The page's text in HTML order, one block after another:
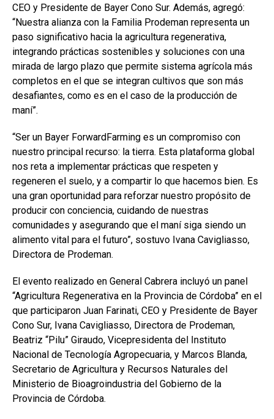
CEO y Presidente de Bayer Cono Sur. Además, agregó:
“Nuestra alianza con la Familia Prodeman representa un
paso significativo hacia la agricultura regenerativa,
integrando prácticas sostenibles y soluciones con una
mirada de largo plazo que permite sistema agrícola más
completos en el que se integran cultivos que son más
desafiantes, como es en el caso de la producción de
maní”.
“Ser un Bayer ForwardFarming es un compromiso con
nuestro principal recurso: la tierra. Esta plataforma global
nos reta a implementar prácticas que respeten y
regeneren el suelo, y a compartir lo que hacemos bien. Es
una gran oportunidad para reforzar nuestro propósito de
producir con conciencia, cuidando de nuestras
comunidades y asegurando que el maní siga siendo un
alimento vital para el futuro”, sostuvo Ivana Cavigliasso,
Directora de Prodeman.
El evento realizado en General Cabrera incluyó un panel
“Agricultura Regenerativa en la Provincia de Córdoba” en el
que participaron Juan Farinati, CEO y Presidente de Bayer
Cono Sur, Ivana Cavigliasso, Directora de Prodeman,
Beatriz “Pilu” Giraudo, Vicepresidenta del Instituto
Nacional de Tecnología Agropecuaria, y Marcos Blanda,
Secretario de Agricultura y Recursos Naturales del
Ministerio de Bioagroindustria del Gobierno de la
Provincia de Córdoba.